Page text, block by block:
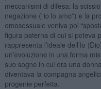
meccanismi di difesa: la
negazione (“io lo amo”) e la
omosessuale veniva poi
figura paterna di cui si poteva
rappresenta l’ideale dell’Io
un’evoluzione in una forma
suo sogno in cui era una
diventava la compagna
progenie perfetta.